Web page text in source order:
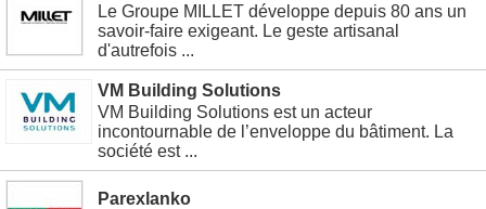
Le Groupe MILLET développe depuis 80 ans un
savoir-faire exigeant. Le geste artisanal
d'autrefois ...
VM Building Solutions
VM Building Solutions est un acteur
incontournable de l’enveloppe du bâtiment. La
société est ...
Parexlanko